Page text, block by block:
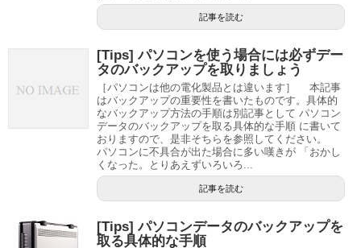
記事を読む
[Tips] パソコンを使う場合には必ずデー
タのバックアップを取りましょう
［パソコンは他の電化製品とは違います］ 本記事
はバックアップの重要性を書いたものです。具体的
なバックアップ方法の手順は別記事として パソコン
データのバックアップを取る具体的な手順 に書いて
おりますので、是非そちらを参照してください。
パソコンに不具合が出た場合に多い嘆きが 「おかし
くなった。とりあえずいろいろ...
記事を読む
[Tips] パソコンデータのバックアップを
取る具体的な手順